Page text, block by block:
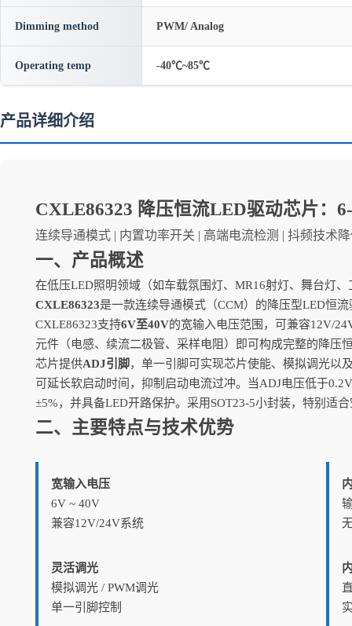
Dimming method PWM/ Analog
Operating temp -40℃~85℃
产品详细介绍
CXLE86323 降压恒流LED驱动芯片：
连续导通模式 | 内置功率开关 | 高端电流检测 | 抖频技术
一、产品概述
在低压LED照明领域（如车载氛围灯、MR16射灯、舞台灯
CXLE86323是一款连续导通模式（CCM）的降压型LED恒
CXLE86323支持6V至40V的宽输入电压范围，可兼容12V/
元件（电感、续流二极管、采样电阻）即可构成完整的降压
芯片提供ADJ引脚，单一引脚可实现芯片使能、模拟调光以
可延长软启动时间，抑制启动电流过冲。当ADJ电压低于
±5%，并具备LED开路保护。采用SOT23-5小封装，特别适
二、主要特点与技术优势
宽输入电压
6V ~ 40V
兼容12V/24V系统
灵活调光
模拟调光 / PWM调光
单一引脚控制